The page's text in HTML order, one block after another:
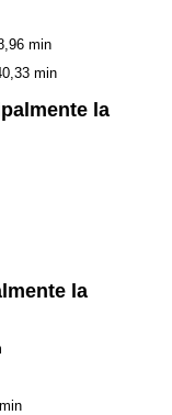
min
min
la
la